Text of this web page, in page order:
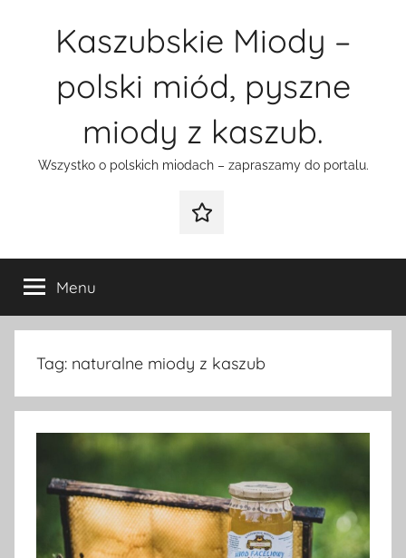
Kaszubskie Miody –
polski miód, pyszne
miody z kaszub.
Wszystko o polskich miodach – zapraszamy do portalu.
Galeria
Menu
Tag: naturalne miody z kaszub